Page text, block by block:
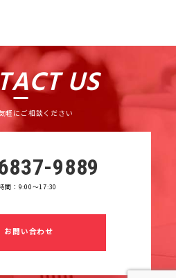
US
軽にご相談ください
9889
間：9:00〜17:30
お問い合わせ